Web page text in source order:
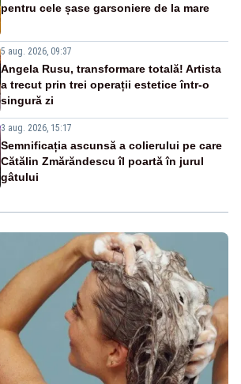
pentru cele șase garsoniere de la mare
5 aug. 2026, 09:37
Angela Rusu, transformare totală! Artista
a trecut prin trei operații estetice într-o
singură zi
3 aug. 2026, 15:17
Semnificația ascunsă a colierului pe care
Cătălin Zmărăndescu îl poartă în jurul
gâtului